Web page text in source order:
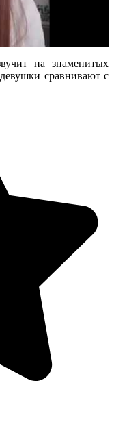
на знаменитых
сравнивают с